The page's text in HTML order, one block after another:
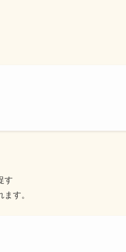
す
す。